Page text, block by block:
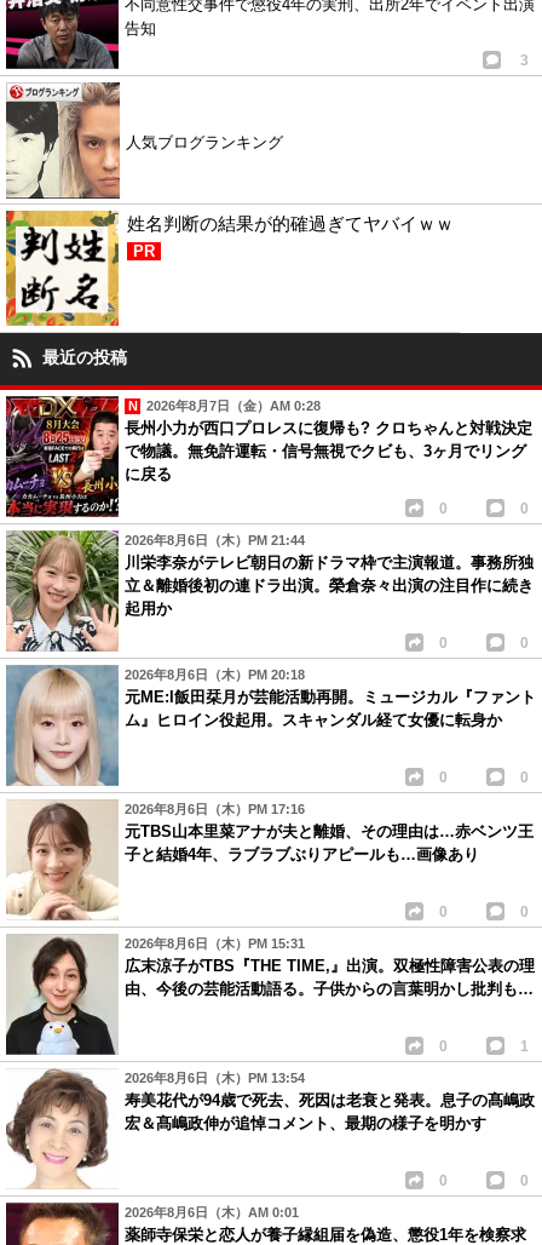
不同意性交事件で懲役4年の実刑、出所2年でイベント出演
告知
3
人気ブログランキング
姓名判断の結果が的確過ぎてヤバイｗｗ
PR
最近の投稿
2026年8月7日（金）AM 0:28
長州小力が西口プロレスに復帰も? クロちゃんと対戦決定
で物議。無免許運転・信号無視でクビも、3ヶ月でリング
に戻る
0 0
2026年8月6日（木）PM 21:44
川栄李奈がテレビ朝日の新ドラマ枠で主演報道。事務所独
立＆離婚後初の連ドラ出演。榮倉奈々出演の注目作に続き
起用か
0 0
2026年8月6日（木）PM 20:18
元ME:I飯田栞月が芸能活動再開。ミュージカル『ファント
ム』ヒロイン役起用。スキャンダル経て女優に転身か
0 0
2026年8月6日（木）PM 17:16
元TBS山本里菜アナが夫と離婚、その理由は…赤ベンツ王
子と結婚4年、ラブラブぶりアピールも…画像あり
0 0
2026年8月6日（木）PM 15:31
広末涼子がTBS『THE TIME,』出演。双極性障害公表の理
由、今後の芸能活動語る。子供からの言葉明かし批判も…
0 1
2026年8月6日（木）PM 13:54
寿美花代が94歳で死去、死因は老衰と発表。息子の髙嶋政
宏＆髙嶋政伸が追悼コメント、最期の様子を明かす
0 0
2026年8月6日（木）AM 0:01
薬師寺保栄と恋人が養子縁組届を偽造、懲役1年を検察求